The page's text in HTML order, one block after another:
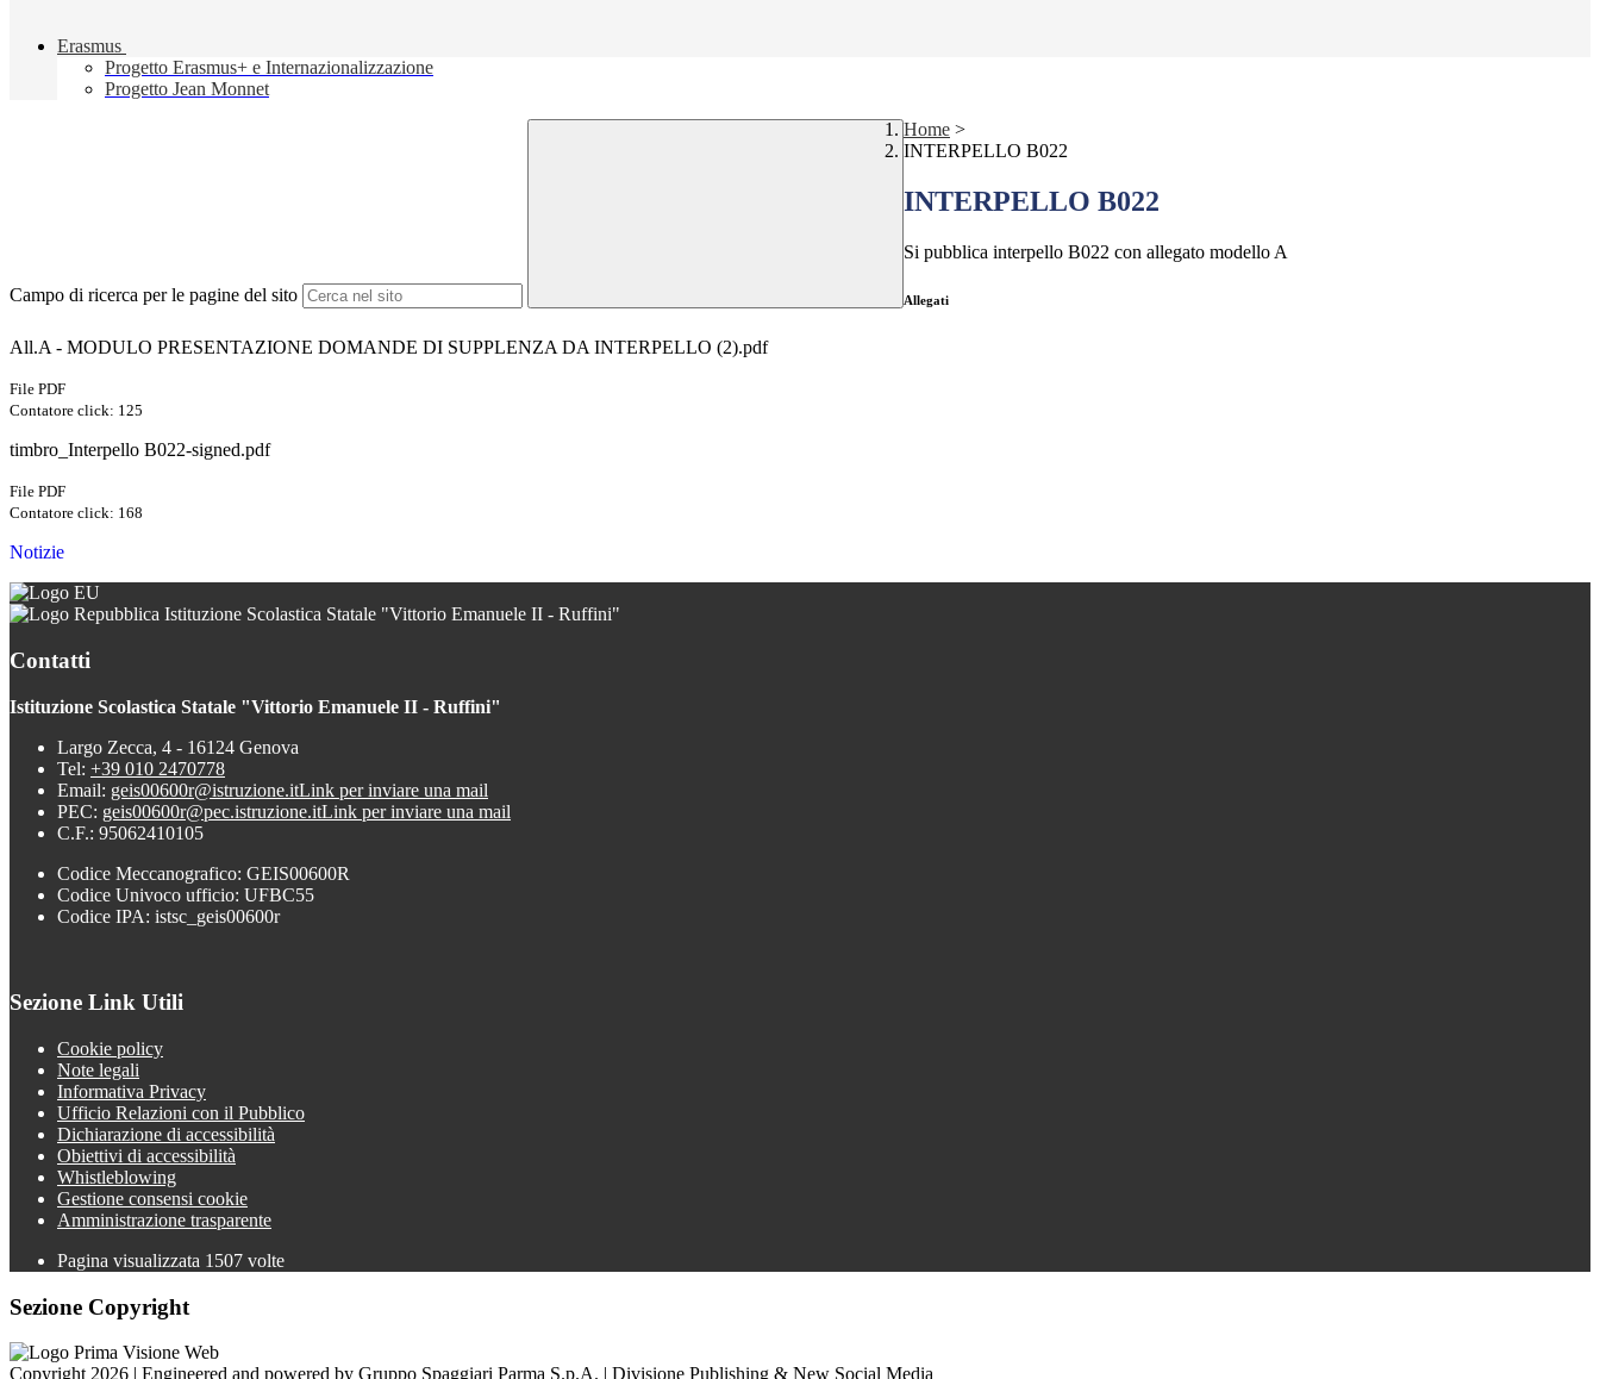
Erasmus
Progetto Erasmus+ e Internazionalizzazione
Progetto Jean Monnet
Campo di ricerca per le pagine del sito
Home >
INTERPELLO B022
INTERPELLO B022
Si pubblica interpello B022 con allegato modello A
Allegati
All.A - MODULO PRESENTAZIONE DOMANDE DI SUPPLENZA DA INTERPELLO (2).pdf
File PDF
Contatore click: 125
timbro_Interpello B022-signed.pdf
File PDF
Contatore click: 168
Notizie
Istituzione Scolastica Statale "Vittorio Emanuele II - Ruffini"
Contatti
Istituzione Scolastica Statale "Vittorio Emanuele II - Ruffini"
Largo Zecca, 4 - 16124 Genova
Tel: +39 010 2470778
Email: geis00600r@istruzione.itLink per inviare una mail
PEC: geis00600r@pec.istruzione.itLink per inviare una mail
C.F.: 95062410105
Codice Meccanografico: GEIS00600R
Codice Univoco ufficio: UFBC55
Codice IPA: istsc_geis00600r
Sezione Link Utili
Cookie policy
Note legali
Informativa Privacy
Ufficio Relazioni con il Pubblico
Dichiarazione di accessibilità
Obiettivi di accessibilità
Whistleblowing
Gestione consensi cookie
Amministrazione trasparente
Pagina visualizzata 1507 volte
Sezione Copyright
Copyright 2026 | Engineered and powered by Gruppo Spaggiari Parma S.p.A. | Divisione Publishing & New Social Media